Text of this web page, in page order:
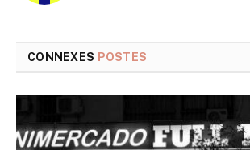
CONNEXES POSTES